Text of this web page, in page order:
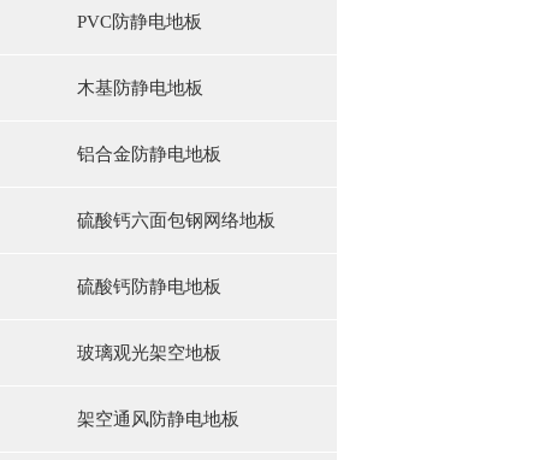
PVC防静电地板
木基防静电地板
铝合金防静电地板
硫酸钙六面包钢网络地板
硫酸钙防静电地板
玻璃观光架空地板
架空通风防静电地板